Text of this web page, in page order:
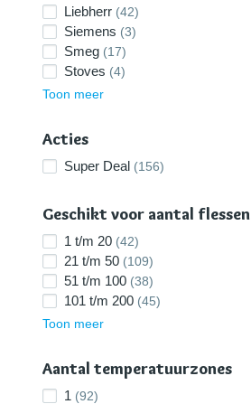
Liebherr (42)
Siemens (3)
Smeg (17)
Stoves (4)
Toon meer
Acties
Super Deal (156)
Geschikt voor aantal flessen
1 t/m 20 (42)
21 t/m 50 (109)
51 t/m 100 (38)
101 t/m 200 (45)
Toon meer
Aantal temperatuurzones
1 (92)